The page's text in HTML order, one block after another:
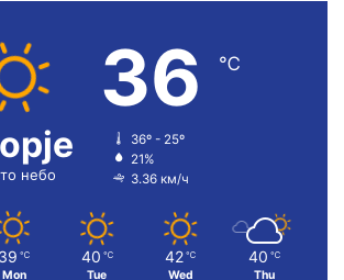
небо
36 ℃
36º - 25º
21%
3.36 км/ч
39 ℃
Mon
40 ℃
Tue
42 ℃
Wed
40 ℃
Thu